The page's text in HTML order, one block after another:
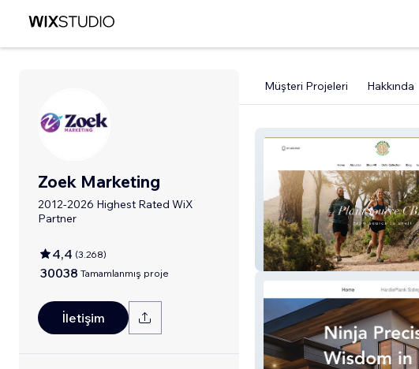
Zoek Marketing
2012-2026 Highest Rated WiX
Partner
4,4 (3.268)
30038 Tamamlanmış proje
İletişim
Müşteri Projeleri Hakkında
Plantsource